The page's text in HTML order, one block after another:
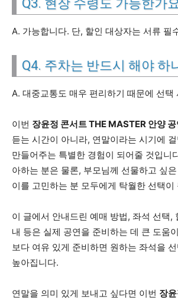
Q3. 현장 수령도 가능한가
A. 가능합니다. 단, 할인 대상자는 서류 필
Q4. 주차는 반드시 해야 하
A. 대중교통도 매우 편리하기 때문에 선택
이번 장윤정 콘서트 THE MASTER 안양 공
듣는 시간이 아니라, 연말이라는 시기에
만들어주는 특별한 경험이 되어줄 것입니
아하는 분은 물론, 부모님께 선물하고 싶
이를 고민하는 분 모두에게 탁월한 선택이
이 글에서 안내드린 예매 방법, 좌석 선택,
내 등은 실제 공연을 준비하는 데 큰 도움
보다 여유 있게 준비하면 원하는 좌석을
높아집니다.
연말을 의미 있게 보내고 싶다면 이번 장